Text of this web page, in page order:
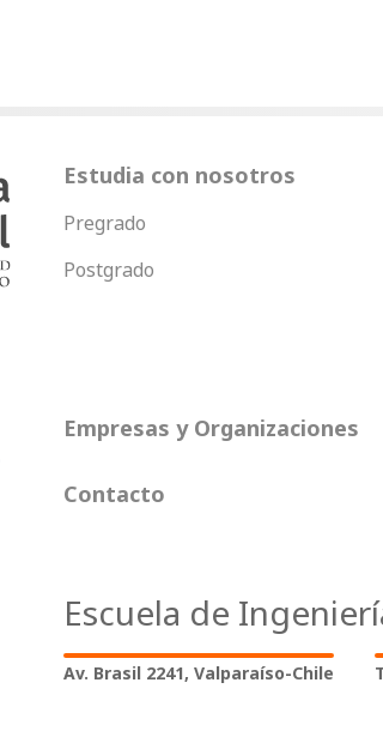
Estudia con nosotros
Pregrado
Postgrado
Empresas y Organizaciones
Contacto
Escuela de
Av. Brasil 2241, Valparaíso-Chile